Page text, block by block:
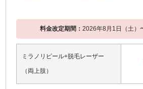
料金改定期間： 2026年8月1日（土）
ミラノリピール+脱毛レーザー
（両上肢）